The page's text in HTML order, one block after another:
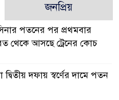
জনপ্রিয়
পতনের পর প্রথমবার
থেকে আসছে ট্রেনের কোচ
দ্বিতীয় দফায় স্বর্ণের দামে পতন